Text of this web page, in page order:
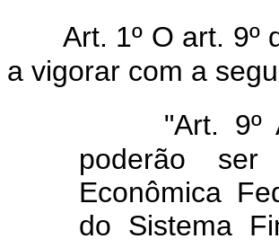
Art. 1º O art. 9º
a vigorar com a
"Art. 9º
poderão ser
Econômica
do Sistema